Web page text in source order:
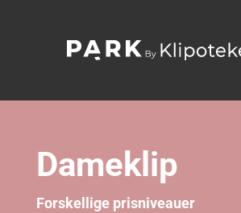
Dameklip
Forskellige prisniveauer